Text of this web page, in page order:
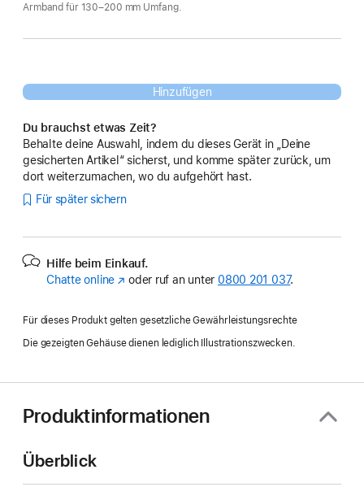
Armband für 130–200 mm Umfang.
Hinzufügen
Du brauchst etwas Zeit?
Behalte deine Auswahl, indem du dieses Gerät in „Deine
gesicherten Artikel“ sicherst, und komme später zurück, um
dort weiterzumachen, wo du aufgehört hast.
Für später sichern
Hilfe beim Einkauf.
Chatte online (Öffnet
Fenster)
oder ruf an unter 0800 201 037.
Für dieses Produkt gelten gesetzliche Gewährleistungsrechte
Die gezeigten Gehäuse dienen lediglich Illustrationszwecken.
Produktinformationen
Überblick